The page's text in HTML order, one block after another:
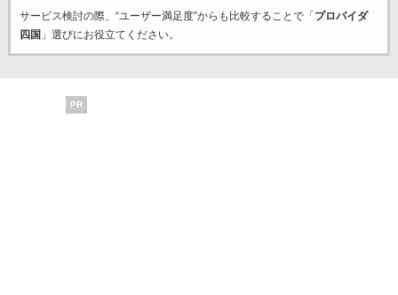
サービス検討の際、“ユーザー満足度”からも比較することで「 プロバイダ
四国 」選びにお役立てください。
PR